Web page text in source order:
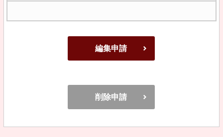
編集申請
削除申請